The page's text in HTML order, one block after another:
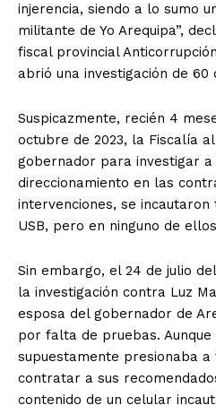
injerencia, siendo a lo sumo
militante de Yo Arequipa”,
fiscal provincial
abrió una investigación de
Suspicazmente, recién 4
octubre de 2023, la Fiscalía
gobernador para investigar
direccionamiento en las
intervenciones, se
USB, pero en ninguno de
Sin embargo, el 24 de julio
la investigación contra Luz
esposa del gobernador de
por falta de pruebas.
supuestamente presionaba a
contratar a sus
contenido de un celular